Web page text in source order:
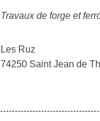
Travaux de forge et
Les Ruz
74250 Saint Jean de